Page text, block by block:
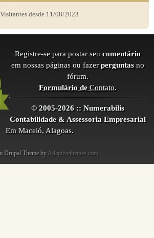
Visitantes desde 11/08/2023
Registre-se para postar seu comentário
em nossas páginas ou fazer perguntas no
fórum.
Formulário deContato.
© 2005-2026 :: Numerabilis
Contabilidade & Assessoria Empresarial
Em Maceió, Alagoas.
Drupal Theme by Adaptivethemes.com